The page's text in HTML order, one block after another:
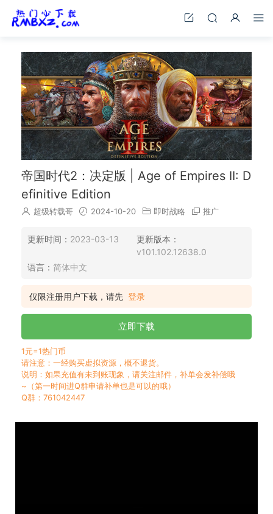
帝国时代2：决定版 | Age of Empires II: D
efinitive Edition
超级转载哥 2024-10-20 即时战略 推广
更新时间： 2023-03-13
更新版本：
v101.102.12638.0
语言： 简体中文
仅限注册用户下载，请先 登录
立即下载
1元=1热门币
请注意：一经购买虚拟资源，概不退货。
说明：如果充值有未到账现象，请关注邮件，补单会发补偿哦
~（第一时间进Q群申请补单也是可以的哦）
Q群：761042447